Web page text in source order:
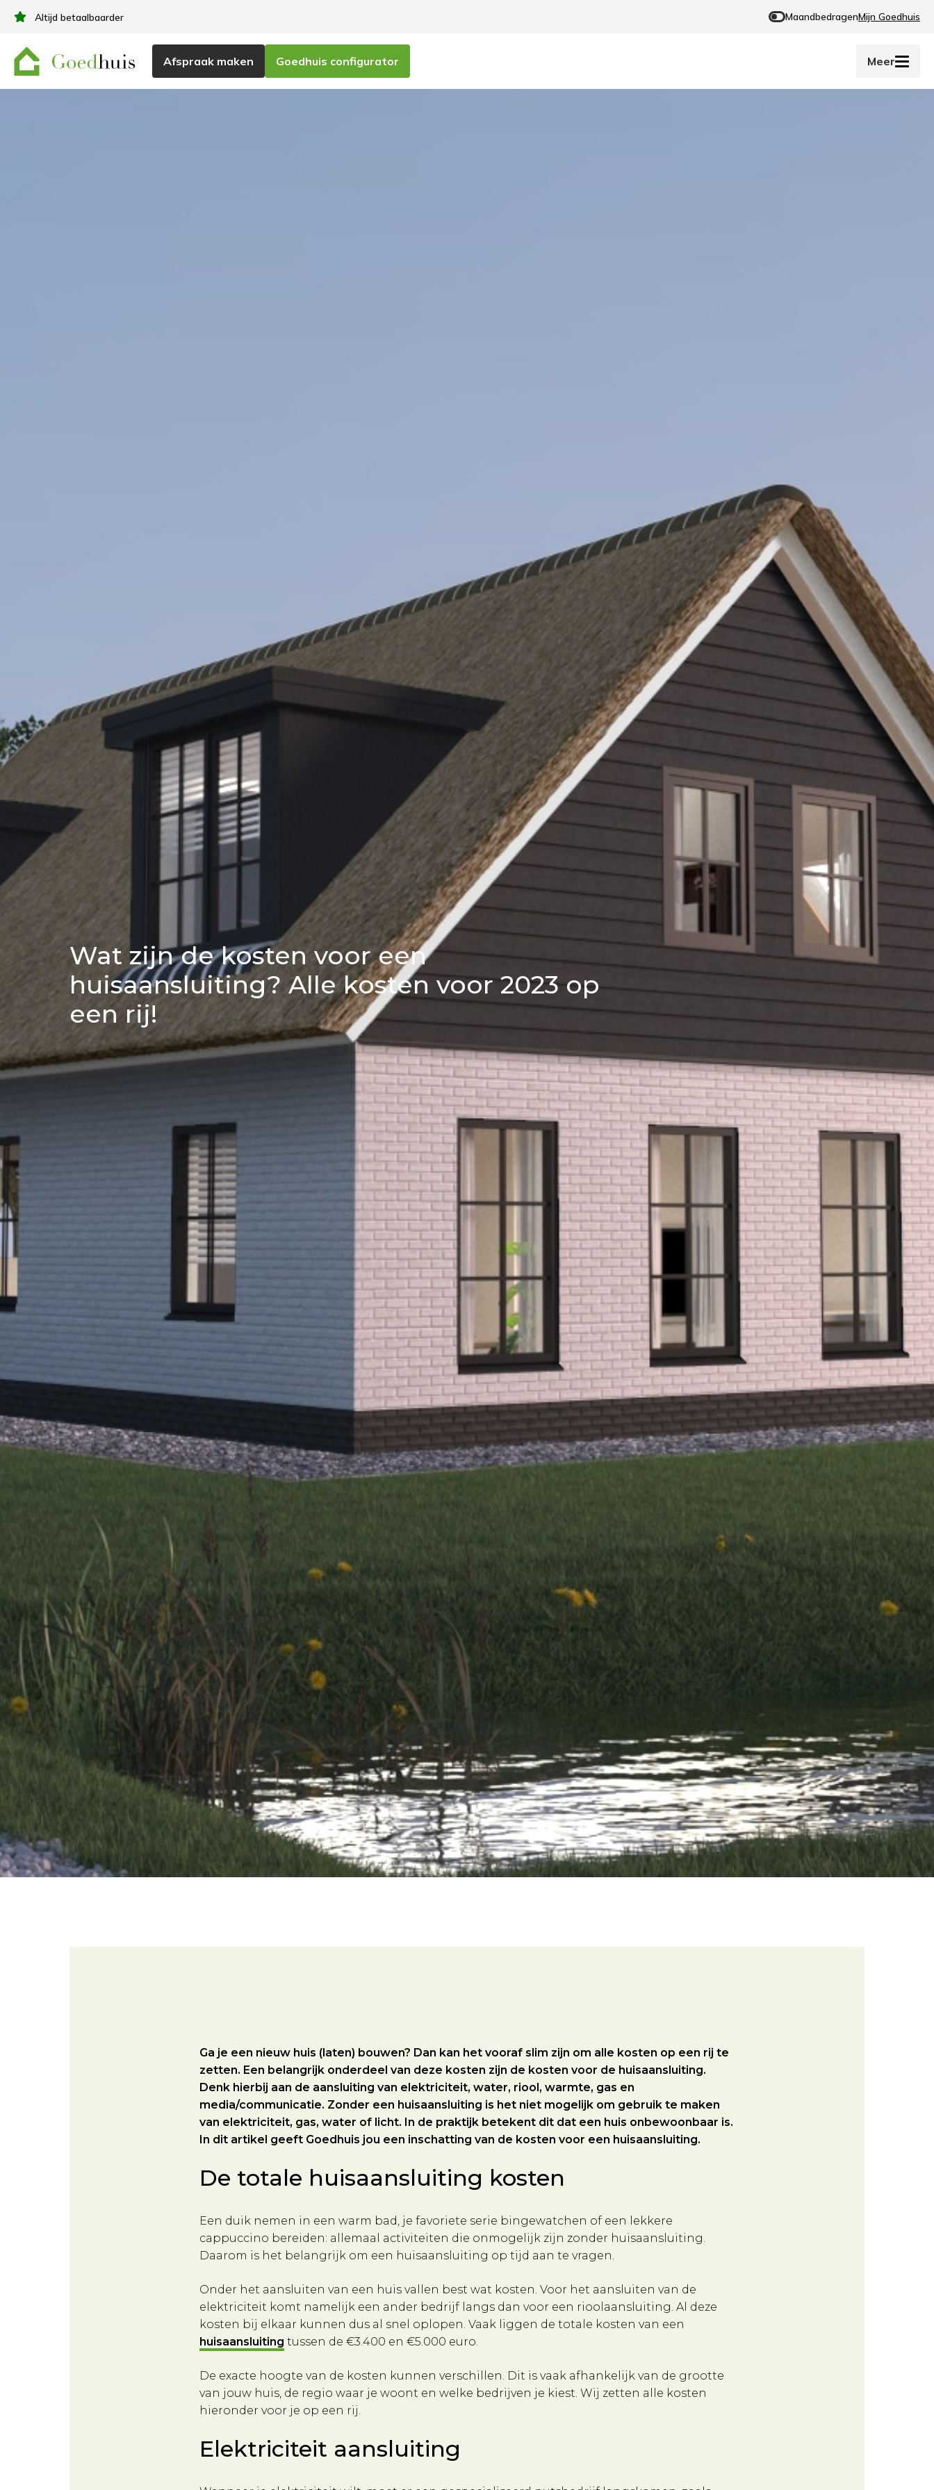
Bij ons betaal je pas bij oplevering MaandbedragenMijn Goedhuis
Afspraak maken Goedhuis configurator Meer
Wat zijn de kosten voor een
huisaansluiting? Alle kosten voor 2023 op
een rij!
Ga je een nieuw huis (laten) bouwen? Dan kan het vooraf slim zijn om alle kosten op een rij te
zetten. Een belangrijk onderdeel van deze kosten zijn de kosten voor de huisaansluiting.
Denk hierbij aan de aansluiting van elektriciteit, water, riool, warmte, gas en
media/communicatie. Zonder een huisaansluiting is het niet mogelijk om gebruik te maken
van elektriciteit, gas, water of licht. In de praktijk betekent dit dat een huis onbewoonbaar is.
In dit artikel geeft Goedhuis jou een inschatting van de kosten voor een huisaansluiting.
De totale huisaansluiting kosten
Een duik nemen in een warm bad, je favoriete serie bingewatchen of een lekkere
cappuccino bereiden: allemaal activiteiten die onmogelijk zijn zonder huisaansluiting.
Daarom is het belangrijk om een huisaansluiting op tijd aan te vragen.
Onder het aansluiten van een huis vallen best wat kosten. Voor het aansluiten van de
elektriciteit komt namelijk een ander bedrijf langs dan voor een rioolaansluiting. Al deze
kosten bij elkaar kunnen dus al snel oplopen. Vaak liggen de totale kosten van een
huisaansluiting tussen de €3.400 en €5.000 euro.
De exacte hoogte van de kosten kunnen verschillen. Dit is vaak afhankelijk van de grootte
van jouw huis, de regio waar je woont en welke bedrijven je kiest. Wij zetten alle kosten
hieronder voor je op een rij.
Elektriciteit aansluiting